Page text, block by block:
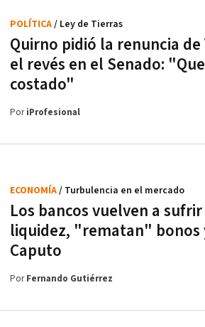
Quirno pidió la renuncia
el revés en el Senado:
costado"
POLÍTICA/ Ley de Tierras
PoriProfesional
Los bancos vuelven a
liquidez, "rematan" bonos
Caputo
ECONOMÍA/ Turbulencia en el mercado
PorFernando Gutiérrez